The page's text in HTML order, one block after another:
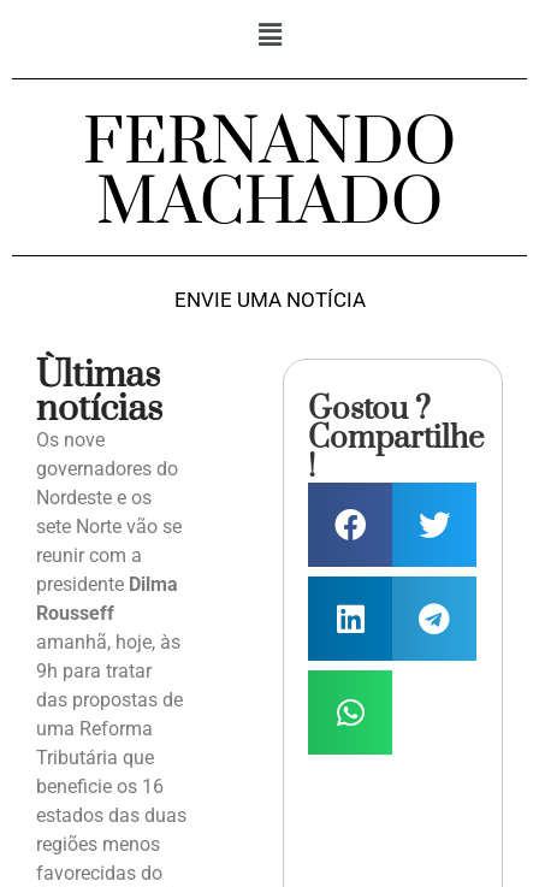
FERNANDO
MACHADO
ENVIE UMA NOTÍCIA
Ùltimas
notícias
Os nove
governadores do
Nordeste e os
sete Norte vão se
reunir com a
presidente Dilma
Rousseff
amanhã, hoje, às
9h para tratar
das propostas de
uma Reforma
Tributária que
beneficie os 16
estados das duas
regiões menos
favorecidas do
Gostou ?
Compartilhe
!